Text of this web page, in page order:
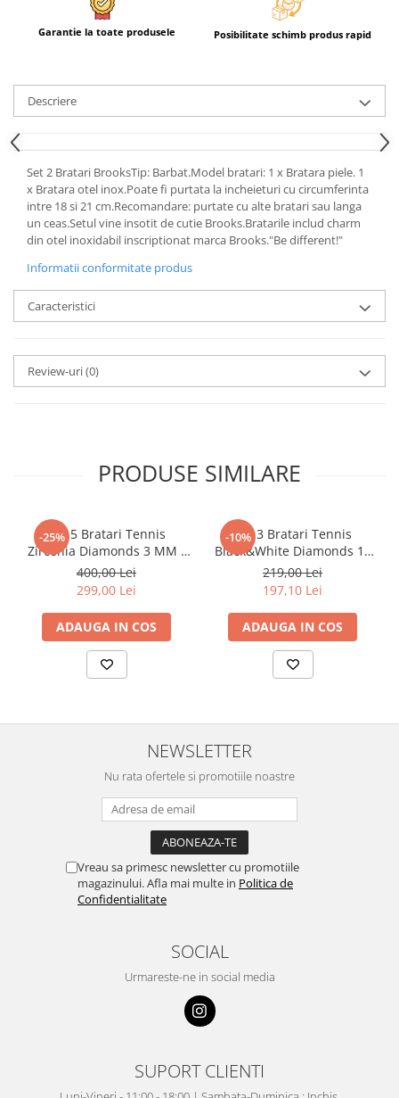
Garantie la toate produsele Posibilitate schimb produs rapid
Descriere
Set 2 Bratari BrooksTip: Barbat.Model bratari: 1 x Bratara piele. 1
x Bratara otel inox.Poate fi purtata la incheieturi cu circumferinta
intre 18 si 21 cm.Recomandare: purtate cu alte bratari sau langa
un ceas.Setul vine insotit de cutie Brooks.Bratarile includ charm
din otel inoxidabil inscriptionat marca Brooks."Be different!"
Informatii conformitate produs
Caracteristici
Review-uri(0)
PRODUSE SIMILARE
-25%
Set 5 Bratari Tennis
Zirconia Diamonds 3 MM /
19.5 CM
400,00 Lei
299,00 Lei
ADAUGA IN COS
-10%
Set 3 Bratari Tennis
Black&White Diamonds 19
CM
219,00 Lei
197,10 Lei
ADAUGA IN COS
NEWSLETTER
Nu rata ofertele si promotiile noastre
Vreau sa primesc newsletter cu promotiile
magazinului. Afla mai multe in Politica de
Confidentialitate
SOCIAL
Urmareste-ne in social media
SUPORT CLIENTI